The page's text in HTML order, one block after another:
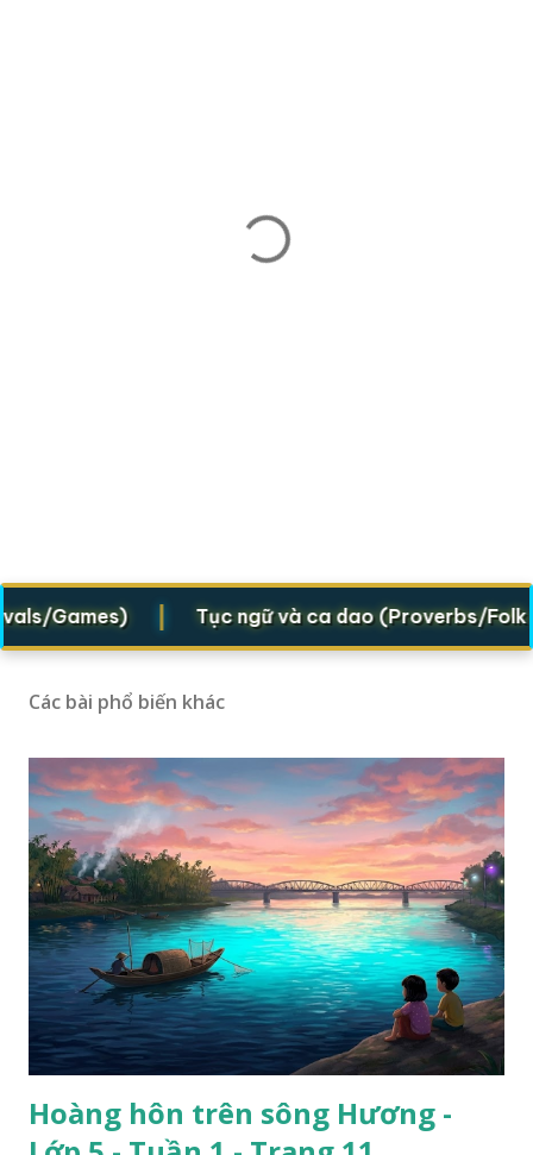
| Tục ngữ và ca dao (Proverbs/Folk
Các bài phổ biến khác
Hoàng hôn trên sông Hương -